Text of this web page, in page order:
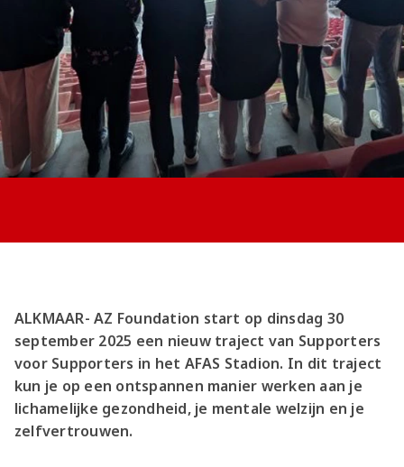
Jong AZ
Seizoenkaart
ALKMAAR- AZ Foundation start op dinsdag 30
september 2025 een nieuw traject van Supporters
voor Supporters in het AFAS Stadion. In dit traject
kun je op een ontspannen manier werken aan je
lichamelijke gezondheid, je mentale welzijn en je
zelfvertrouwen.